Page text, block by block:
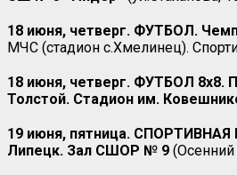
18 июня, четверг. ФУТБОЛ.
МЧС (стадион с.Хмелинец).
18 июня, четверг. ФУТБОЛ 8х8.
Толстой. Стадион им.
19 июня, пятница. СПОРТИВНАЯ
Липецк. Зал СШОР № 9 (Осенний